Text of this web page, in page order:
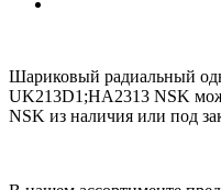
Шариковый радиальный
UK213D1;HA2313 NSK
NSK из наличия или под